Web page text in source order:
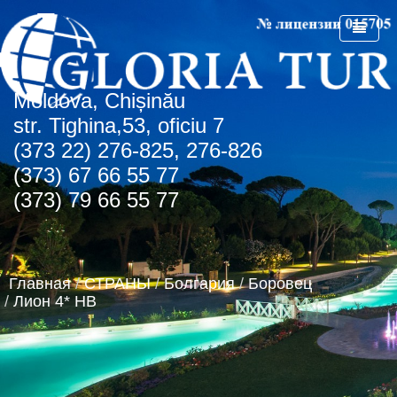
Мoldova, Chișinău
str. Tighina,53, oficiu 7
(373 22) 276-825, 276-826
(373) 67 66 55 77
(373) 79 66 55 77
Главная / СТРАНЫ / Болгария / Боровец
/ Лион 4* HB
ГЛАВНАЯ
О КОМПАНИИ
СПЕЦПРЕДЛОЖЕНИЯ
СПО Болгария
СТРАНЫ
Болгария
Албена
Золотые пески
Регион Чайка
Солнечный день
Греция
о.Крит
Турция
Румыния
ОАЭ
НОВОСТИ
КОНТАКТЫ
АГЕНТСТВАМ
Туристическая лицензия
Транспортная лицензия